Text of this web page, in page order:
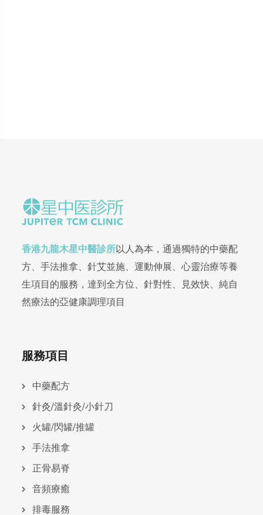
香港九龍木星中醫診所以人為本，通過獨特的中藥配
方、手法推拿、針艾並施、運動伸展、心靈治療等養
生項目的服務，達到全方位、針對性、見效快、純自
然療法的亞健康調理項目
服務項目
中藥配方
針灸/溫針灸/小針刀
火罐/閃罐/推罐
手法推拿
正骨易脊
⾳頻療癒
排毒服務